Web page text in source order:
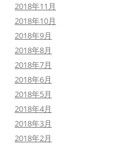
2018年11月
2018年10月
2018年9月
2018年8月
2018年7月
2018年6月
2018年5月
2018年4月
2018年3月
2018年2月